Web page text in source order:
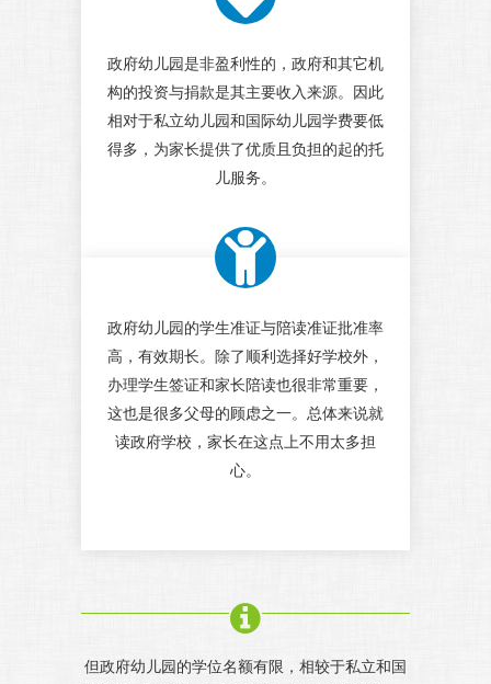
政府幼儿园是非盈利性的，政府和其它机
构的投资与捐款是其主要收入来源。因此
相对于私立幼儿园和国际幼儿园学费要低
得多，为家长提供了优质且负担的起的托
儿服务。
政府幼儿园的学生准证与陪读准证批准率
高，有效期长。除了顺利选择好学校外，
办理学生签证和家长陪读也很非常重要，
这也是很多父母的顾虑之一。总体来说就
读政府学校，家长在这点上不用太多担
心。
但政府幼儿园的学位名额有限，相较于私立和国